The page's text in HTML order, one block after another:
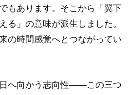
もあります。そこから「翼下
る」の意味が派生しました。
の時間感覚へとつながってい
日へ向かう志向性――この三つ